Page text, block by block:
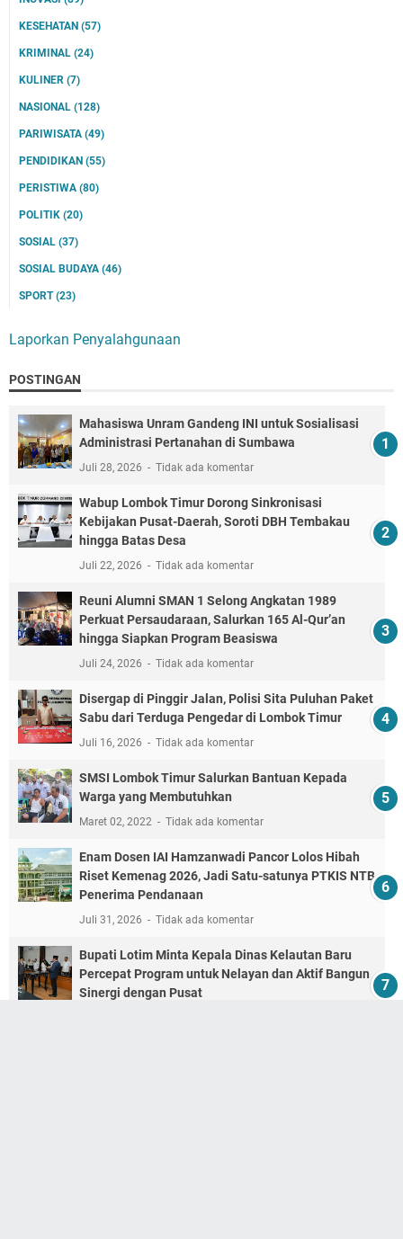
KESEHATAN (57)
KRIMINAL (24)
KULINER (7)
NASIONAL (128)
PARIWISATA (49)
PENDIDIKAN (55)
PERISTIWA (80)
POLITIK (20)
SOSIAL (37)
SOSIAL BUDAYA (46)
SPORT(23)
Laporkan Penyalahgunaan
POSTINGAN
Mahasiswa Unram Gandeng INI untuk Sosialisasi
Administrasi Pertanahan di Sumbawa
Juli 28, 2026 Tidak ada komentar
Wabup Lombok Timur Dorong Sinkronisasi
Kebijakan Pusat-Daerah, Soroti DBH Tembakau
hingga Batas Desa
Juli 22, 2026 Tidak ada komentar
Reuni Alumni SMAN 1 Selong Angkatan 1989
Perkuat Persaudaraan, Salurkan 165 Al-Qur’an
hingga Siapkan Program Beasiswa
Juli 24, 2026 Tidak ada komentar
Disergap di Pinggir Jalan, Polisi Sita Puluhan Paket
Sabu dari Terduga Pengedar di Lombok Timur
Juli 16, 2026 Tidak ada komentar
SMSI Lombok Timur Salurkan Bantuan Kepada
Warga yang Membutuhkan
Maret 02, 2022 Tidak ada komentar
Enam Dosen IAI Hamzanwadi Pancor Lolos Hibah
Riset Kemenag 2026, Jadi Satu-satunya PTKIS NTB
Penerima Pendanaan
Juli 31, 2026 Tidak ada komentar
Bupati Lotim Minta Kepala Dinas Kelautan Baru
Percepat Program untuk Nelayan dan Aktif Bangun
Sinergi dengan Pusat